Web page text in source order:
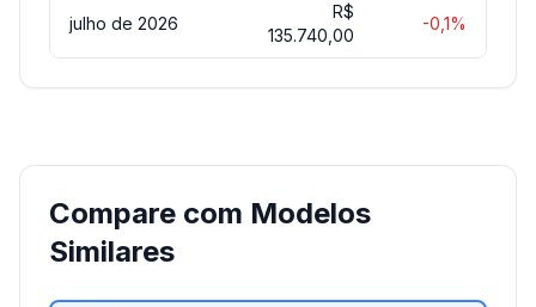
julho de 2026
R$
135.740,00
-0,1%
Compare com Modelos
Similares